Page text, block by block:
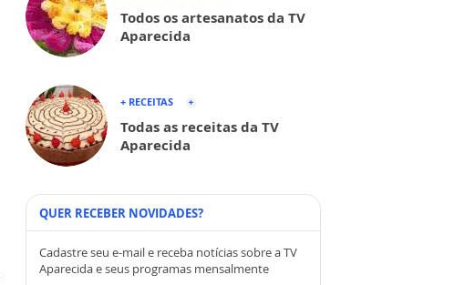
Todos os artesanatos da TV
Aparecida
+ RECEITAS
Todas as receitas da TV
Aparecida
QUER RECEBER NOVIDADES?
Cadastre seu e-mail e receba notícias sobre a TV
Aparecida e seus programas mensalmente